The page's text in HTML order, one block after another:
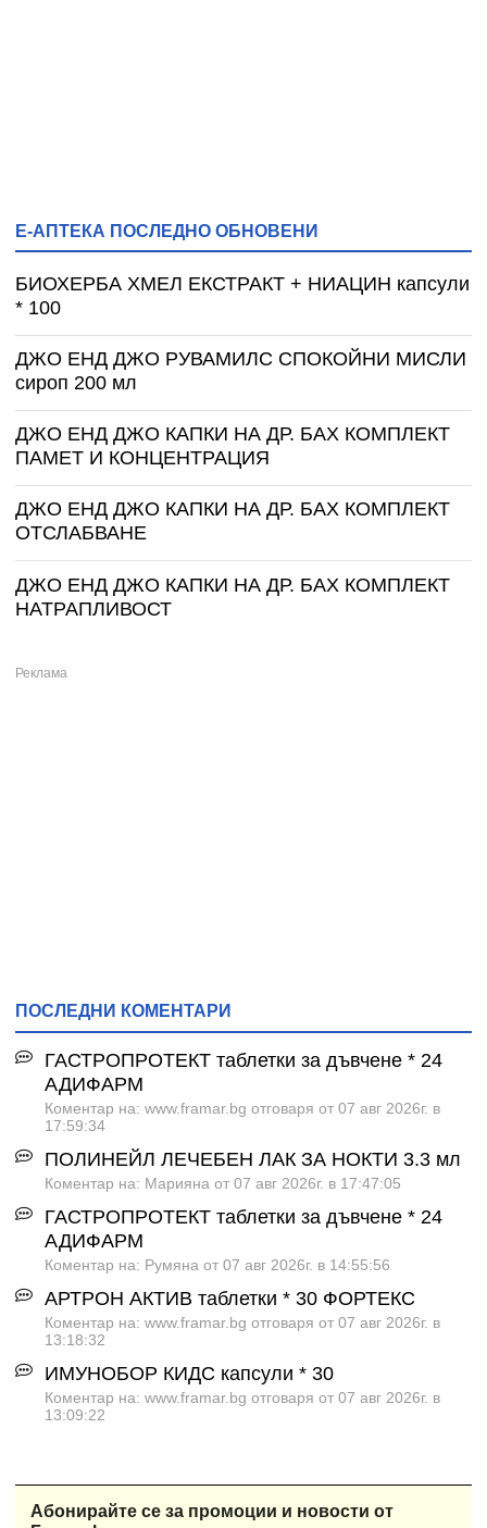
Е-АПТЕКА ПОСЛЕДНО ОБНОВЕНИ
БИОХЕРБА ХМЕЛ ЕКСТРАКТ + НИАЦИН капсули
* 100
ДЖО ЕНД ДЖО РУВАМИЛС СПОКОЙНИ МИСЛИ
сироп 200 мл
ДЖО ЕНД ДЖО КАПКИ НА ДР. БАХ КОМПЛЕКТ
ПАМЕТ И КОНЦЕНТРАЦИЯ
ДЖО ЕНД ДЖО КАПКИ НА ДР. БАХ КОМПЛЕКТ
ОТСЛАБВАНЕ
ДЖО ЕНД ДЖО КАПКИ НА ДР. БАХ КОМПЛЕКТ
НАТРАПЛИВОСТ
ПОСЛЕДНИ КОМЕНТАРИ
ГАСТРОПРОТЕКТ таблетки за дъвчене * 24
АДИФАРМ
Коментар на: www.framar.bg отговаря от 07 авг 2026г. в
17:59:34
ПОЛИНЕЙЛ ЛЕЧЕБЕН ЛАК ЗА НОКТИ 3.3 мл
Коментар на: Марияна от 07 авг 2026г. в 17:47:05
ГАСТРОПРОТЕКТ таблетки за дъвчене * 24
АДИФАРМ
Коментар на: Румяна от 07 авг 2026г. в 14:55:56
АРТРОН АКТИВ таблетки * 30 ФОРТЕКС
Коментар на: www.framar.bg отговаря от 07 авг 2026г. в
13:18:32
ИМУНОБОР КИДС капсули * 30
Коментар на: www.framar.bg отговаря от 07 авг 2026г. в
13:09:22
Абонирайте се за промоции и новости от